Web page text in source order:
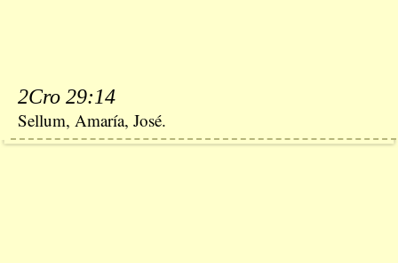
2Cro 29:14
Sellum, Amaría, José.